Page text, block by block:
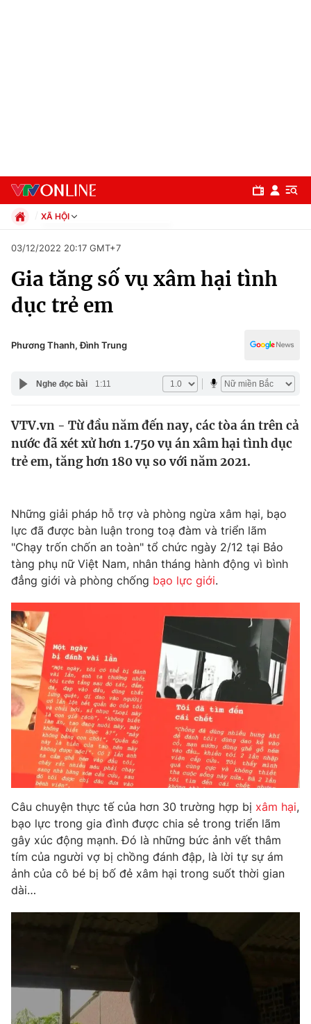
Chuyên mục
Chính trị
Xã hội
Y tế
Thế giới đó đây
Câu chuyện quốc tế
Kinh tế
Tài chính
Thị trường
Góc doanh nghiệp
Dữ liệu và đời sống
Phim VTV
Hậu trường
Nhân vật
Khán giả
Giải sao mai
Giải trí
Điện ảnh
Âm nhạc
Sao
Đời sống
Du lịch
Làm đẹp
Chất lượng cuộc sống
Giáo dục
Tuyển sinh
Học trực tuyến
Công nghệ
Hitech Công nghệ tương lai
Sản phẩm
Thị trường
Tư vấn
Giao lưu trực tuyến
Lịch phát sóng
Chuyên mục khác
Emagazine Podcast
XÃ HỘI
Xã hội
Pháp luật
Kinh tế
Thể thao
Văn hóa - Giải trí
Đời sống
Giáo dục
03/12/2022 20:17 GMT+7
Gia tăng số vụ xâm hại tình
dục trẻ em
Phương Thanh, Đình Trung
Nghe đọc bài 1:11
VTV.vn - Từ đầu năm đến nay, các tòa án trên cả
nước đã xét xử hơn 1.750 vụ án xâm hại tình dục
trẻ em, tăng hơn 180 vụ so với năm 2021.
Những giải pháp hỗ trợ và phòng ngừa xâm hại, bạo
lực đã được bàn luận trong toạ đàm và triển lãm
"Chạy trốn chốn an toàn" tổ chức ngày 2/12 tại Bảo
tàng phụ nữ Việt Nam, nhân tháng hành động vì bình
đẳng giới và phòng chống bạo lực giới.
Câu chuyện thực tế của hơn 30 trường hợp bị xâm hại,
bạo lực trong gia đình được chia sẻ trong triển lãm
gây xúc động mạnh. Đó là những bức ảnh vết thâm
tím của người vợ bị chồng đánh đập, là lời tự sự ám
ảnh của cô bé bị bố đẻ xâm hại trong suốt thời gian
dài…